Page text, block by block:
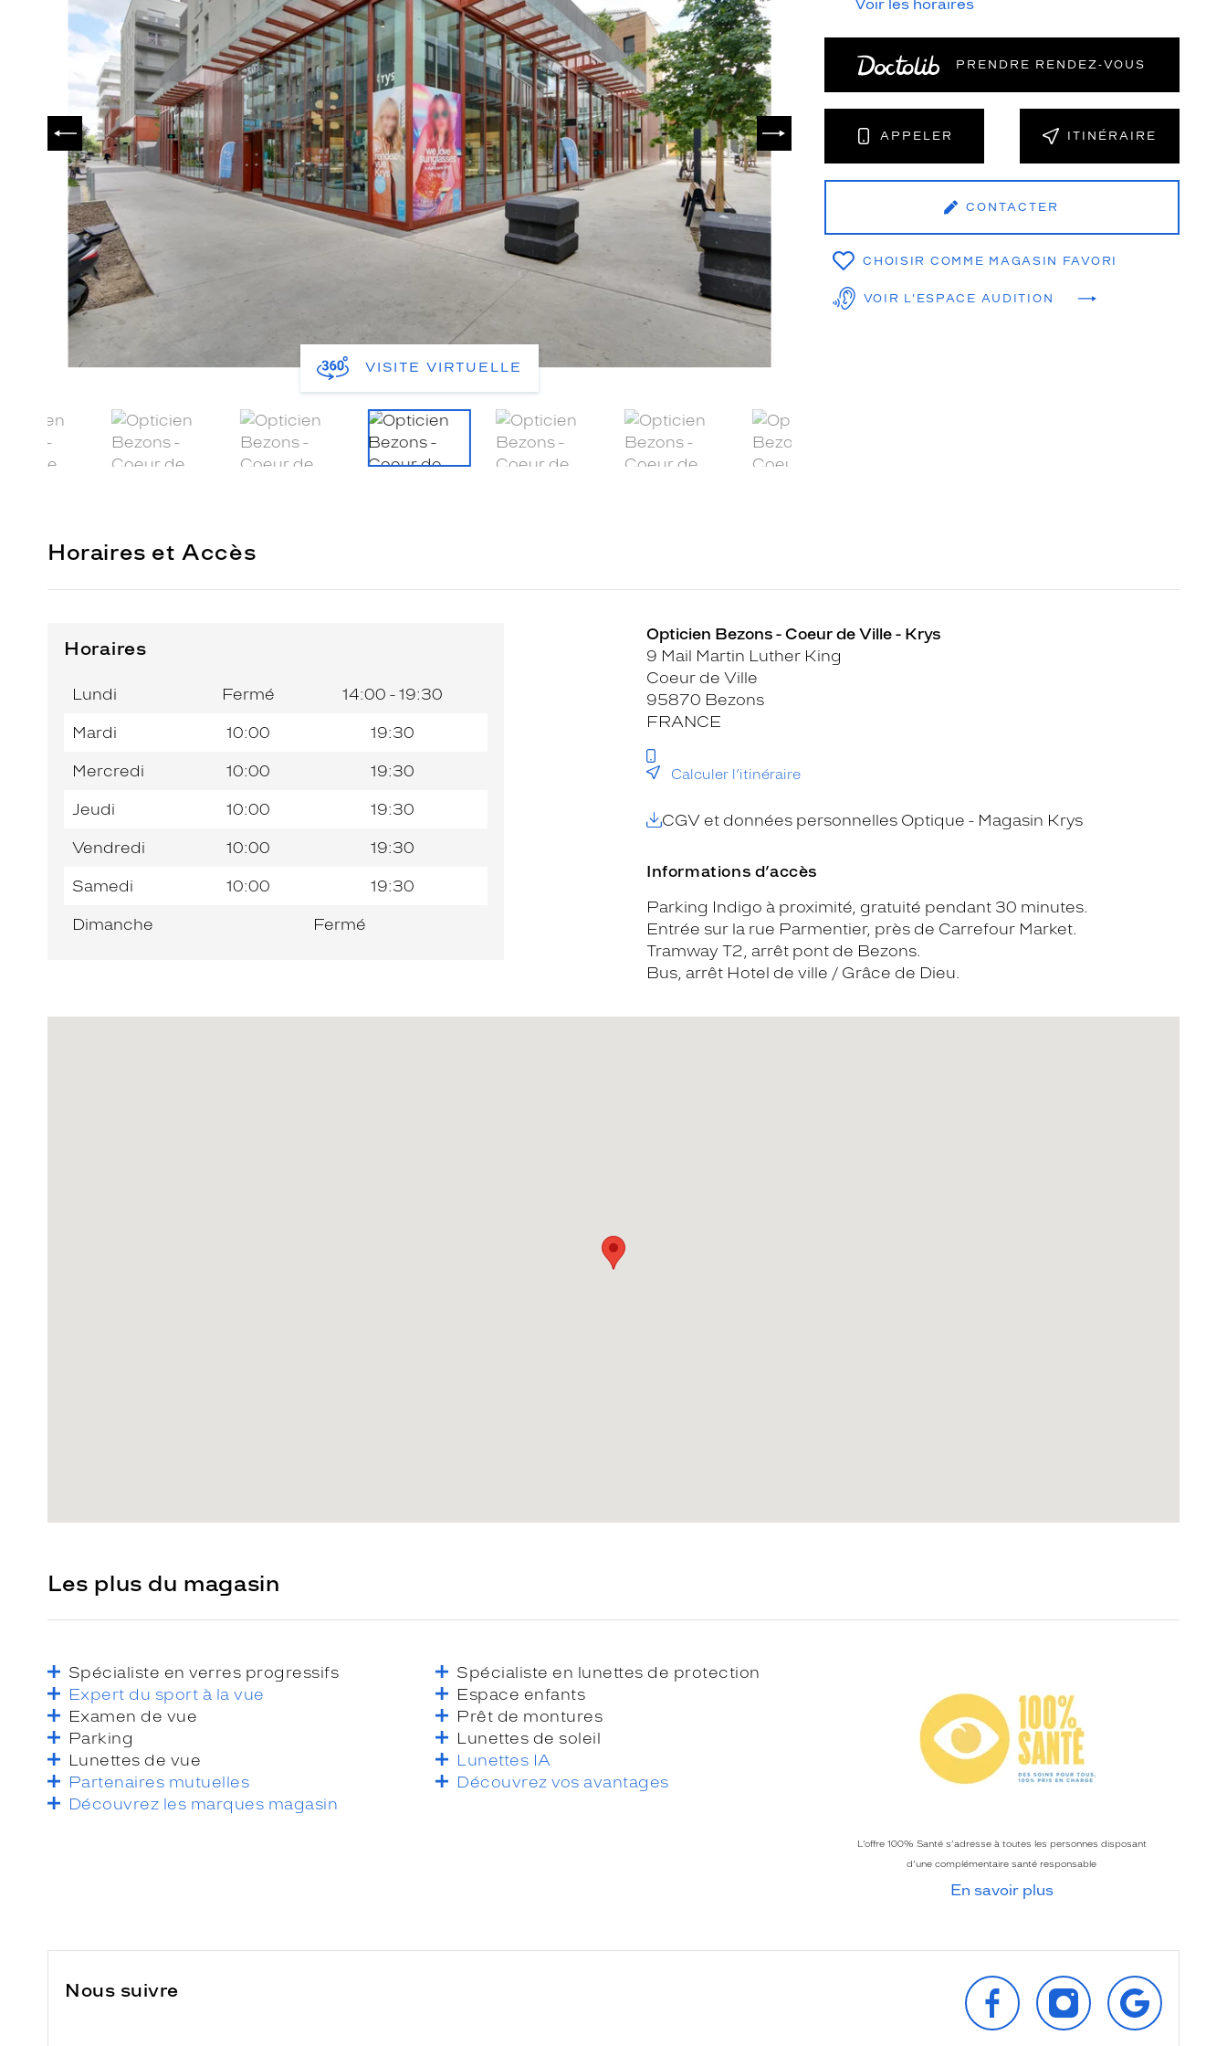
PRÉCÉDENT SUIVANT
VISITE VIRTUELLE
Voir les horaires
PRENDRE RENDEZ‑VOUS
APPELER ITINÉRAIRE
CONTACTER
CHOISIR COMME MAGASIN FAVORI
VOIR L'ESPACE AUDITION
Horaires et Accès
Horaires
Jour de
semaine
Horaires
l’après-
Lundi Fermé 14:00 - 19:30
Mardi 10:00 19:30
Mercredi 10:00 19:30
Jeudi 10:00 19:30
Vendredi 10:00 19:30
Samedi 10:00 19:30
Dimanche Fermé
Opticien Bezons - Coeur de Ville - Krys
9 Mail Martin Luther King
Coeur de Ville
95870 Bezons
FRANCE
Calculer l’itinéraire
CGV et données personnelles Optique - Magasin Krys
Informations d’accès
Parking Indigo à proximité, gratuité pendant 30 minutes.
Entrée sur la rue Parmentier, près de Carrefour Market.
Tramway T2, arrêt pont de Bezons.
Bus, arrêt Hotel de ville / Grâce de Dieu.
Les plus du magasin
Spécialiste en verres progressifs
Spécialiste en lunettes de protection
Expert du sport à la vue
Espace enfants
Examen de vue
Prêt de montures
Parking
Lunettes de soleil
Lunettes de vue
Lunettes IA
Partenaires mutuelles
Découvrez vos avantages
Découvrez les marques magasin
L’offre 100% Santé s’adresse à toutes les personnes disposant
d’une complémentaire santé responsable
En savoir plus
Nous suivre
SUIVEZ‑NOUS
SUR
FACEBOOK
SUIVEZ‑NOUS
SUR
INSTAGRAM
SUR
GOOGLE